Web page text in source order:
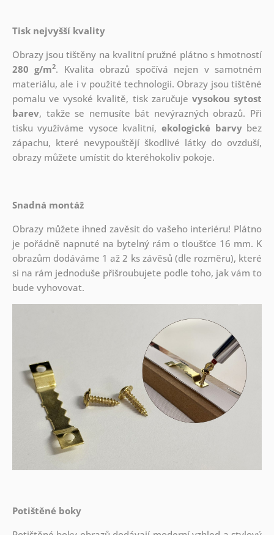
Tisk nejvyšší kvality
Obrazy jsou tištěny na kvalitní pružné plátno s hmotností
280 g/m2. Kvalita obrazů spočívá nejen v samotném
materiálu, ale i v použité technologii. Obrazy jsou tištěné
pomalu ve vysoké kvalitě, tisk zaručuje vysokou sytost
barev, takže se nemusíte bát nevýrazných obrazů. Při
tisku využíváme vysoce kvalitní,ekologické barvybez
zápachu, které nevypouštějí škodlivé látky do ovzduší,
obrazy můžete umístit do kteréhokoliv pokoje.
Snadná montáž
Obrazy můžete ihned zavěsit do vašeho interiéru! Plátno
je pořádně napnuté na bytelný rám o tloušťce 16 mm. K
obrazům dodáváme 1 až 2 ks závěsů (dle rozměru), které
si na rám jednoduše přišroubujete podle toho, jak vám to
bude vyhovovat.
Potištěné boky